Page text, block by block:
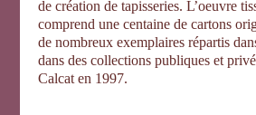
de création de tapisseries. L’oeuvre
comprend une centaine de cartons
de nombreux exemplaires répartis
dans des collections publiques et
Calcat en 1997.